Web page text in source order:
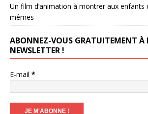
Un film d’animation à montrer aux enfants
mêmes
ABONNEZ-VOUS GRATUITEMENT À
NEWSLETTER !
E-mail *